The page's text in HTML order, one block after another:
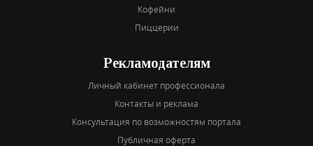
Кофейни
Пиццерии
Рекламодателям
Личный кабинет профессионала
Контакты и реклама
Консультация по возможностям портала
Публичная оферта